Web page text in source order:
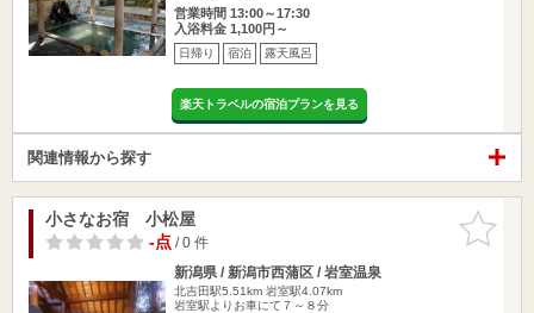
営業時間 13:00～17:30
入浴料金 1,100円～
日帰り 宿泊 露天風呂
楽天トラベルの宿泊プランを見る
関連情報から探す
お気に入
りに追加
小さなお宿 小松屋
-点/ 0 件
新潟県 / 新潟市西蒲区 / 岩室温泉
北吉田駅5.51km 岩室駅4.07km
岩室駅よりお車にて７～８分